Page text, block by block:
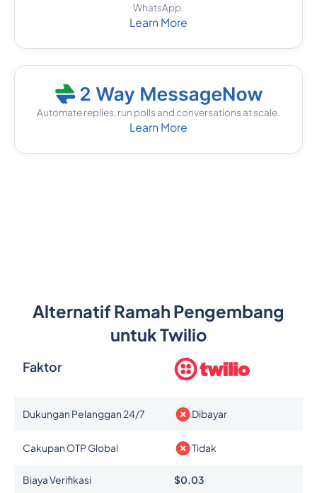
WhatsApp.
Learn More
Automate replies, run polls and conversations at scale.
Learn More
Alternatif Ramah Pengembang
untuk Twilio
Faktor
Dukungan Pelanggan 24/7 Dibayar
Cakupan OTP Global Tidak
Biaya Verifikasi $0.03